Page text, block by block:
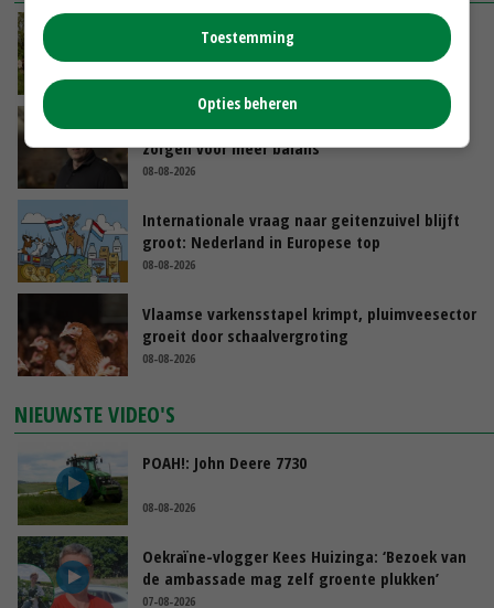
Hoeve Schaffersberg: basis voor vindingrijke
VANDAAG, 06:05
‘Samenwerking A-ware en Amalthea gaat
zorgen voor meer balans’
08-08-2026
Internationale vraag naar geitenzuivel blijft
groot: Nederland in Europese top
08-08-2026
Vlaamse varkensstapel krimpt, pluimveesector
groeit door schaalvergroting
08-08-2026
NIEUWSTE VIDEO'S
POAH!: John Deere 7730
08-08-2026
Oekraïne-vlogger Kees Huizinga: ‘Bezoek van
de ambassade mag zelf groente plukken’
07-08-2026
Toestemming
Opties beheren